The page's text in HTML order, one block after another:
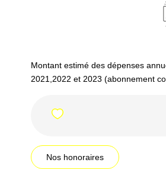
Montant estimé des dépenses
2021,2022 et 2023 (abonnement
Nos honoraires